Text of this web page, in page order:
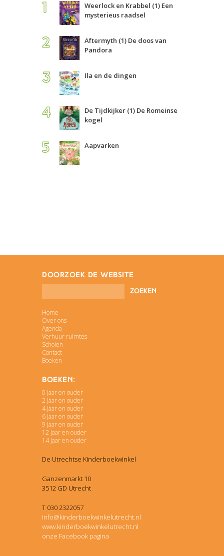
Weerlock en Krabbel (1) Een
mysterieus raadsel
Aftermyth (1) De doos van
Pandora
Ila en de dingen
De Tijdkijker (1) De Romeinse
kogel
Aapvarken
doorzoek de website
Home
Over ons
Agenda
Verhuur ruimtes
Scholen
Contact
Boeken
Boeken:
0 jaar en ouder
2 jaar en ouder
4 jaar en ouder
6 jaar en ouder
9 jaar en ouder
12 jaar en ouder
14 jaar en ouder
De Utrechtse Kinderboekwinkel
Ganzenmarkt 10
3512 GD Utrecht
T 030 2322057
info@kinderboekwinkelutrecht.nl
www.kinderboekwinkelutrecht.nl
onze Facebook pagina